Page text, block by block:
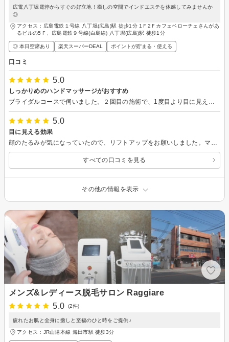
広電八丁堀電停からすぐの好立地！癒しの空間でインドエステを体感してみませんか
◎
アクセス：広島電鉄１号線 八丁堀(広島)駅 徒歩1分 1Ｆ2Ｆカフェベローチェさんがあ
るビルの5Ｆ、広島電鉄９号線(白島線) 八丁堀(広島)駅 徒歩1分
◎ 本日空席あり 楽天スーパーDEAL ポイントが貯まる・使える
口コミ
5.0
しっかりめのハンドマッサージがおすすめ
5.0
目に見える効果
すべての口コミを見る
その他の情報を表示
メンズ&レディース脱毛サロン Raggiare
5.0
(2件)
疲れたお肌と全身に癒しと至福のひと時をご提供♪
アクセス：JR山陽本線 海田市駅 徒歩3分